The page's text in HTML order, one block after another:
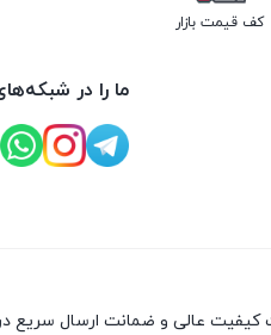
کف قیمت بازار
ما را در
عالی و ضمانت ارسال سریع در